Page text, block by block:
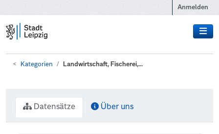
Anmelden
Kategorien Landwirtschaft, Fischerei,...
Datensätze Über uns